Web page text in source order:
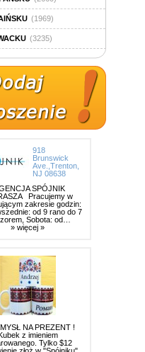
(1969)
(3235)
918
Brunswick
Ave.,Trenton,
NJ 08638
SPÓJNIK
Pracujemy w
zakresie godzin:
od 9 rano do 7
Sobota: od…
» więcej »
NA PREZENT !
z imieniem
Tylko $12